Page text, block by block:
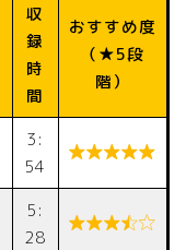
収
録
時
間
おすすめ度
（★5段
階）
3:
54

5:
28
